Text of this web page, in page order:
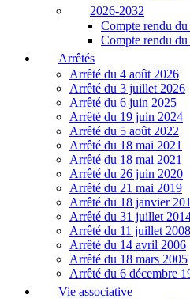
2026-2032
Compte rendu
Compte rendu
Arrêtés
Arrêté du 4 août 2026
Arrêté du 3 juillet 2026
Arrêté du 6 juin 2025
Arrêté du 19 juin 2024
Arrêté du 5 août 2022
Arrêté du 18 mai 2021
Arrêté du 18 mai 2021
Arrêté du 26 juin 2020
Arrêté du 21 mai 2019
Arrêté du 18 janvier
Arrêté du 31 juillet
Arrêté du 11 juillet 2008
Arrêté du 14 avril 2006
Arrêté du 18 mars 2005
Arrêté du 6 décembre
Vie associative